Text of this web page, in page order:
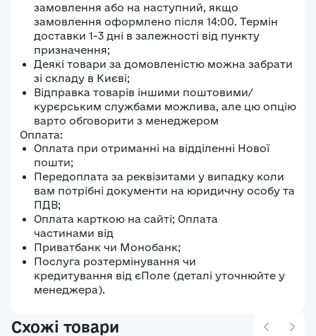
замовлення або на наступний, якщо
замовлення оформлено після 14:00. Термін
доставки 1-3 дні в залежності від пункту
призначення;
Деякі товари за домовленістю можна забрати
зі складу в Києві;
Відправка товарів іншими поштовими/
курєрським службами можлива, але цю опцію
варто обговорити з менеджером
Оплата:
Оплата при отриманні на відділенні Нової
пошти;
Передоплата за реквізитами у випадку коли
вам потрібні документи на юридичну особу та
ПДВ;
Оплата карткою на сайті; Оплата
частинами від
Приватбанк чи Монобанк;
Послуга розтермінування чи
кредитування від єПоле (деталі уточнюйте у
менеджера).
Схожі товари